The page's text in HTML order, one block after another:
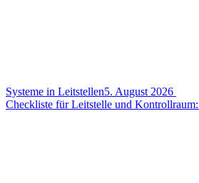
Systeme in Leitstellen5. August 2026
Checkliste für Leitstelle und